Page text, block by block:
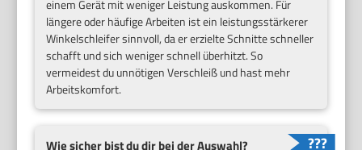
einem Gerät mit weniger Leistung auskommen. Für
längere oder häufige Arbeiten ist ein leistungsstärkerer
Winkelschleifer sinnvoll, da er erzielte Schnitte schneller
schafft und sich weniger schnell überhitzt. So
vermeidest du unnötigen Verschleiß und hast mehr
Arbeitskomfort.
Wie sicher bist du dir bei der Auswahl?